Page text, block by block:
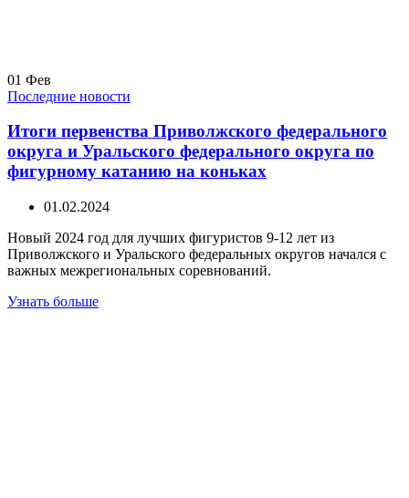
01 Фев
Последние новости
Итоги первенства Приволжского федерального
округа и Уральского федерального округа по
фигурному катанию на коньках
01.02.2024
Новый 2024 год для лучших фигуристов 9-12 лет из
Приволжского и Уральского федеральных округов начался с
важных межрегиональных соревнований.
Узнать больше